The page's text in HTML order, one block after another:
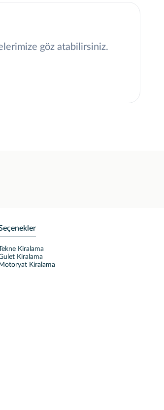
göz atabilirsiniz.
Kiralama
Kiralama
Motoryat Kiralama